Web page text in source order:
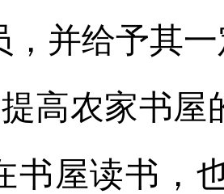
，并给予其
提高农家书
书屋读书，